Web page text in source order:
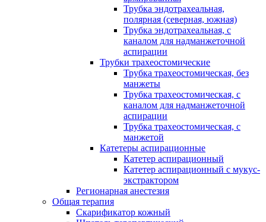
Трубка эндотрахеальная,
полярная (северная, южная)
Трубка эндотрахеальная, с
каналом для надманжеточной
аспирации
Трубки трахеостомические
Трубка трахеостомическая, без
манжеты
Трубка трахеостомическая, с
каналом для надманжеточной
аспирации
Трубка трахеостомическая, с
манжетой
Катетеры аспирационные
Катетер аспирационный
Катетер аспирационный с мукус-
экстрактором
Регионарная анестезия
Общая терапия
Скарификатор кожный